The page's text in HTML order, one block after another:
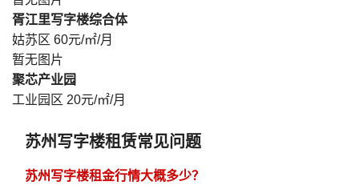
胥江里写字楼综合体
姑苏区 60元/㎡/月
暂无图片
聚芯产业园
工业园区 20元/㎡/月
苏州写字楼租赁常见问题
苏州写字楼租金行情大概多少？